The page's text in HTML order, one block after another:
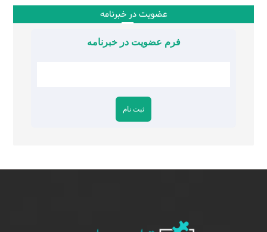
عضویت در خبرنامه
فرم عضویت در خبرنامه